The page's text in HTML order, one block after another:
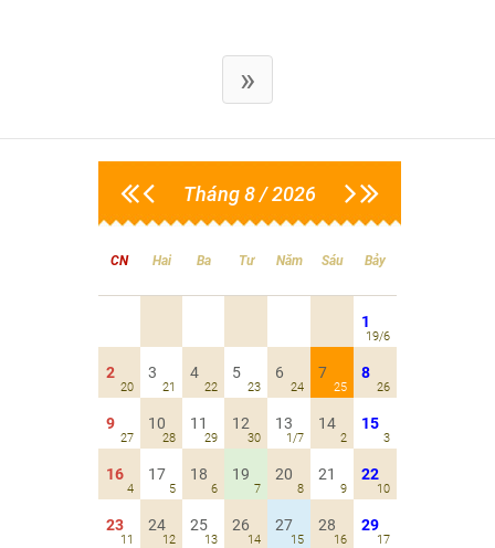
»
Tháng 8 / 2026
CN Hai Ba Tư Năm Sáu Bảy
1
19/6
2
20
3
21
4
22
5
23
6
24
7
25
8
26
9
27
10
28
11
29
12
30
13
1/7
14
2
15
3
16
4
17
5
18
6
19
7
20
8
21
9
22
10
23
11
24
12
25
13
26
14
27
15
28
16
29
17